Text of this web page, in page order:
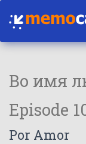
Во имя
Episode
Por Amor